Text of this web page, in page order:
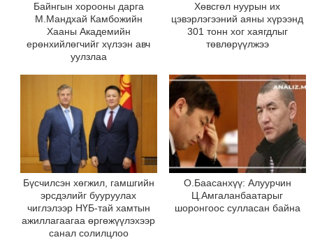
Байнгын хорооны дарга
М.Мандхай Камбожийн
Хааны Академийн
ерөнхийлөгчийг хүлээн авч
уулзлаа
Хөвсгөл нуурын их
цэвэрлэгээний аяны хүрээнд
301 тонн хог хаягдлыг
төвлөрүүлжээ
Бүсчилсэн хөгжил, гамшгийн
эрсдэлийг бууруулах
чиглэлээр НҮБ-тай хамтын
ажиллагаагаа өргөжүүлэхээр
санал солилцлоо
О.Баасанхүү: Алуурчин
Ц.Амгаланбаатарыг
шоронгоос сулласан байна